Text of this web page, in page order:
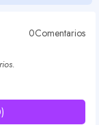
0Comentarios